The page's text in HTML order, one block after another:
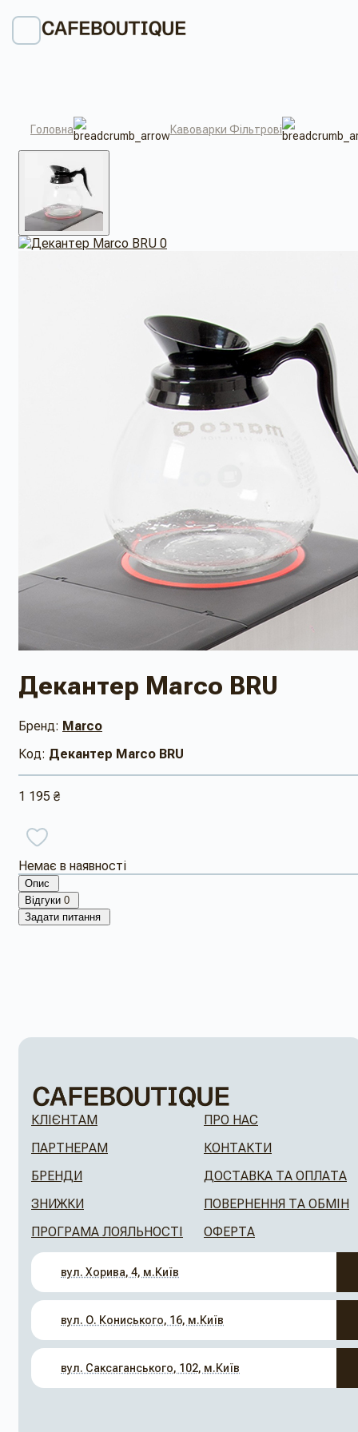
Головна Кавоварки Фільтрові
Декантер Marco BRU
Бренд: Marco
Код: Декантер Marco BRU
1 195 ₴
Немає в наявності
Опис
Відгуки 0
Задати питання
КЛІЄНТАМ
ПАРТНЕРАМ
БРЕНДИ
ЗНИЖКИ
ПРОГРАМА ЛОЯЛЬНОСТІ
ПРО НАС
КОНТАКТИ
ДОСТАВКА ТА ОПЛАТА
ПОВЕРНЕННЯ ТА ОБМІН
ОФЕРТА
вул. Хорива, 4, м.Київ
вул. О. Кониського, 16, м.Київ
вул. Саксаганського, 102, м.Київ